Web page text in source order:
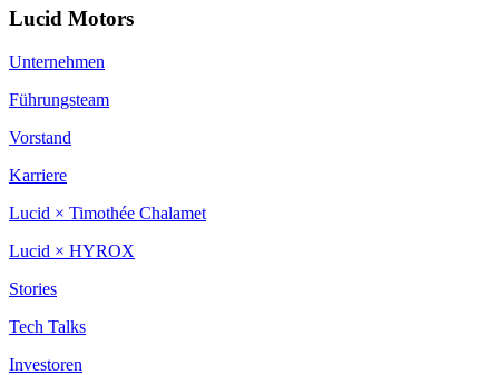
Lucid Motors
Unternehmen
Führungsteam
Vorstand
Karriere
Lucid × Timothée Chalamet
Lucid × HYROX
Stories
Tech Talks
Investoren